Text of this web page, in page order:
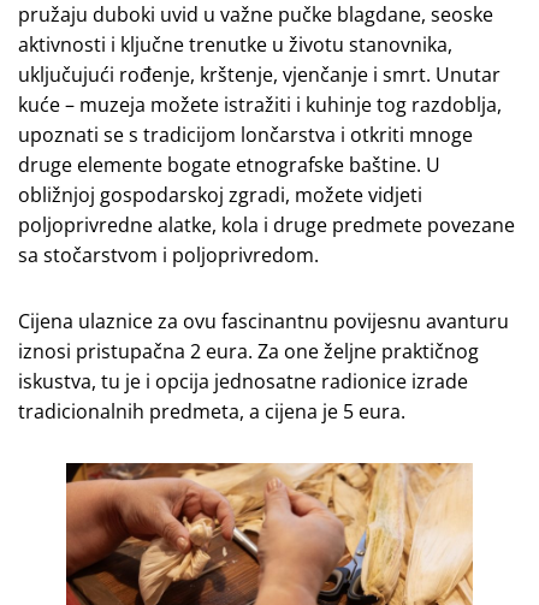
pružaju duboki uvid u važne pučke blagdane, seoske
aktivnosti i ključne trenutke u životu stanovnika,
uključujući rođenje, krštenje, vjenčanje i smrt. Unutar
kuće – muzeja možete istražiti i kuhinje tog razdoblja,
upoznati se s tradicijom lončarstva i otkriti mnoge
druge elemente bogate etnografske baštine. U
obližnjoj gospodarskoj zgradi, možete vidjeti
poljoprivredne alatke, kola i druge predmete povezane
sa stočarstvom i poljoprivredom.
Cijena ulaznice za ovu fascinantnu povijesnu avanturu
iznosi pristupačna 2 eura. Za one željne praktičnog
iskustva, tu je i opcija jednosatne radionice izrade
tradicionalnih predmeta, a cijena je 5 eura.